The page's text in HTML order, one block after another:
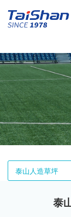
开云电
泰山人造草坪
泰